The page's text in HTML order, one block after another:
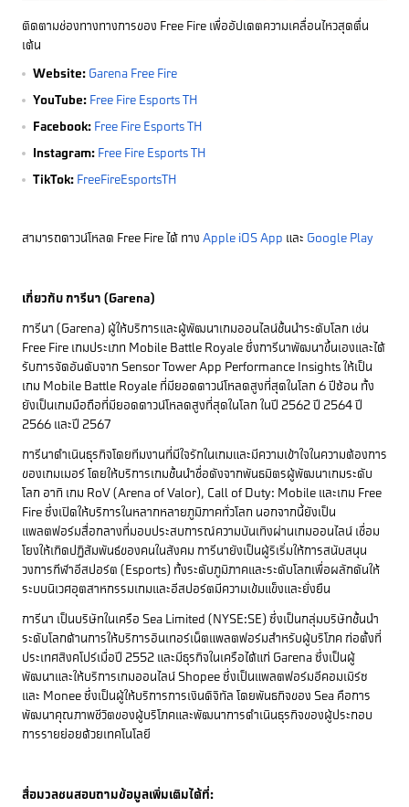
ติดตามช่องทางทางการของ Free Fire เพื่ออัปเดตความเคลื่อนไหวสุดตื่น
เต้น
Website: Garena Free Fire
YouTube: Free Fire Esports TH
Facebook: Free Fire Esports TH
Instagram: Free Fire Esports TH
TikTok: FreeFireEsportsTH
สามารถดาวน์โหลด Free Fire ได้ ทาง Apple iOS App และ Google Play
เกี่ยวกับ การีนา (Garena)
การีนา (Garena) ผู้ให้บริการและผู้พัฒนาเกมออนไลน์ชั้นนำระดับโลก เช่น
Free Fire เกมประเภท Mobile Battle Royale ซึ่งการีนาพัฒนาขึ้นเองและได้
รับการจัดอันดับจาก Sensor Tower App Performance Insights ให้เป็น
เกม Mobile Battle Royale ที่มียอดดาวน์โหลดสูงที่สุดในโลก 6 ปีซ้อน ทั้ง
ยังเป็นเกมมือถือที่มียอดดาวน์โหลดสูงที่สุดในโลก ในปี 2562 ปี 2564 ปี
2566 และปี 2567
การีนาดำเนินธุรกิจโดยทีมงานที่มีใจรักในเกมและมีความเข้าใจในความต้องการ
ของเกมเมอร์ โดยให้บริการเกมชั้นนำชื่อดังจากพันธมิตรผู้พัฒนาเกมระดับ
โลก อาทิ เกม RoV (Arena of Valor), Call of Duty: Mobile และเกม Free
Fire ซึ่งเปิดให้บริการในหลากหลายภูมิภาคทั่วโลก นอกจากนี้ยังเป็น
แพลตฟอร์มสื่อกลางที่มอบประสบการณ์ความบันเทิงผ่านเกมออนไลน์ เชื่อม
โยงให้เกิดปฏิสัมพันธ์ของคนในสังคม การีนายังเป็นผู้ริเริ่มให้การสนับสนุน
วงการกีฬาอีสปอร์ต (Esports) ทั้งระดับภูมิภาคและระดับโลกเพื่อผลักดันให้
ระบบนิเวศอุตสาหกรรมเกมและอีสปอร์ตมีความเข้มแข็งและยั่งยืน
การีนา เป็นบริษัทในเครือ Sea Limited (NYSE:SE) ซึ่งเป็นกลุ่มบริษัทชั้นนำ
ระดับโลกด้านการให้บริการอินเทอร์เน็ตแพลตฟอร์มสำหรับผู้บริโภค ก่อตั้งที่
ประเทศสิงคโปร์เมื่อปี 2552 และมีธุรกิจในเครือได้แก่ Garena ซึ่งเป็นผู้
พัฒนาและให้บริการเกมออนไลน์ Shopee ซึ่งเป็นแพลตฟอร์มอีคอมเมิร์ซ
และ Monee ซึ่งเป็นผู้ให้บริการการเงินดิจิทัล โดยพันธกิจของ Sea คือการ
พัฒนาคุณภาพชีวิตของผู้บริโภคและพัฒนาการดำเนินธุรกิจของผู้ประกอบ
การรายย่อยด้วยเทคโนโลยี
สื่อมวลชนสอบถามข้อมูลเพิ่มเติมได้ที่: